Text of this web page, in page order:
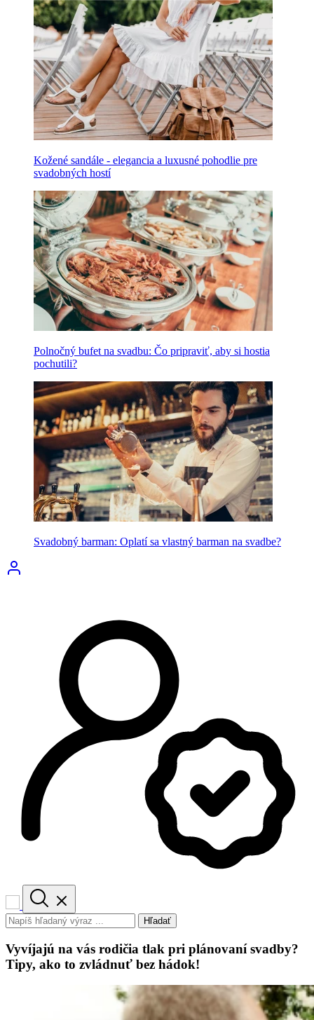
Kožené sandále - elegancia a luxusné pohodlie pre
svadobných hostí
Polnočný bufet na svadbu: Čo pripraviť, aby si hostia
pochutili?
Svadobný barman: Oplatí sa vlastný barman na svadbe?
Hľadať
Vyvíjajú na vás rodičia tlak pri plánovaní svadby?
Tipy, ako to zvládnuť bez hádok!